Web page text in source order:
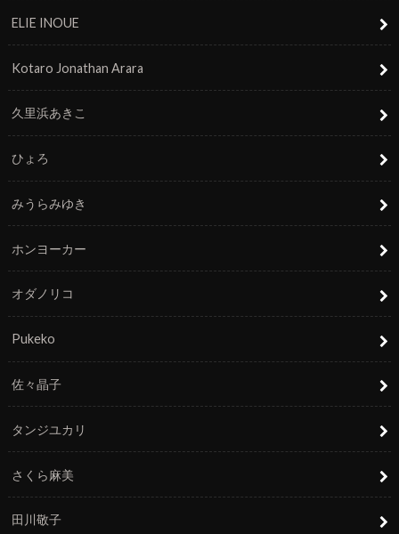
ELIE INOUE
Kotaro Jonathan Arara
久里浜あきこ
ひょろ
みうらみゆき
ホンヨーカー
オダノリコ
Pukeko
佐々晶子
タンジユカリ
さくら麻美
田川敬子